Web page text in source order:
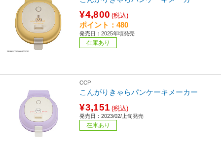
¥4,800 (税込)
ポイント：480
発売日：2025年頃発売
在庫あり
CCP
こんがりきゃらパンケーキメーカー
¥3,151 (税込)
発売日：2023/02/上旬発売
在庫あり